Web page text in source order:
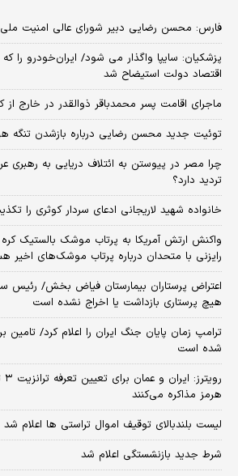
فارس: محسن رضایی دبیر شورای عالی امنیت
پزشکیان: سایپا واگذار می شود/ ایران‌خودرو را که
اقتصاد دولت استیضاح شد
ماجرای اقامت پسر محمدباقر ذوالقدر در خارج از
توئیت جدید محسن رضایی درباره بازشدن تنگه
چرا مصر در پیوستن به ائتلاف دریایی به رهبری
تردید دارد؟
خانواده شهید لاریجانی ادعای سردار کوثری را
واکنش ارتش آمریکا به پرتاب موشک بالستیک
رایزنی با متحدان درباره پرتاب موشک‌های اخیر
اعتراض پرستاران بیمارستان فیاض بخش/ رئیس
هیچ پرستاری بازداشت یا اخراج نشده است
ترامپ زمان پایان جنگ ایران را اعلام کرد/
شده است
هرمز مذاکره می‌کنند
لیست بلندبالای توقیف اموال تراستی ها اعلام شد
شرط جدید بازنشستگی اعلام شد